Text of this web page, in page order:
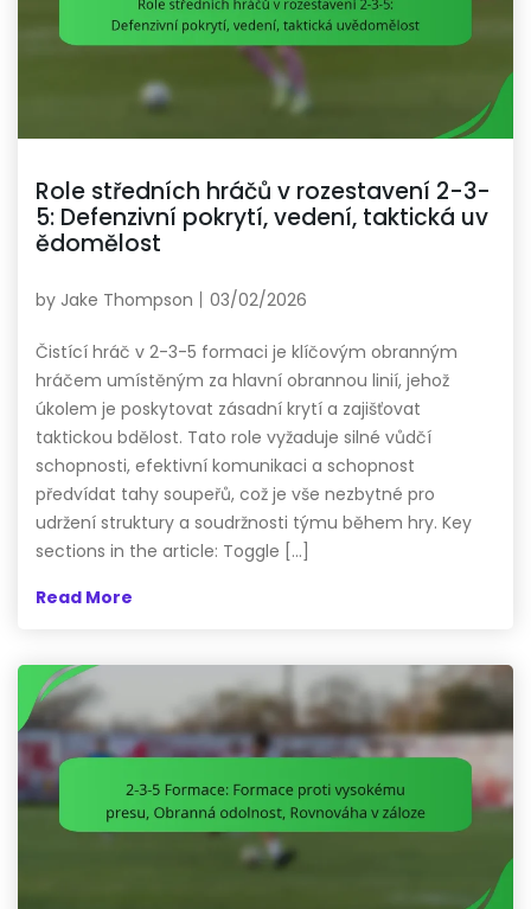
Role středních hráčů v rozestavení 2-3-
5: Defenzivní pokrytí, vedení, taktická uv
ědomělost
by Jake Thompson 03/02/2026
Čistící hráč v 2-3-5 formaci je klíčovým obranným
hráčem umístěným za hlavní obrannou linií, jehož
úkolem je poskytovat zásadní krytí a zajišťovat
taktickou bdělost. Tato role vyžaduje silné vůdčí
schopnosti, efektivní komunikaci a schopnost
předvídat tahy soupeřů, což je vše nezbytné pro
udržení struktury a soudržnosti týmu během hry. Key
sections in the article: Toggle […]
Read More